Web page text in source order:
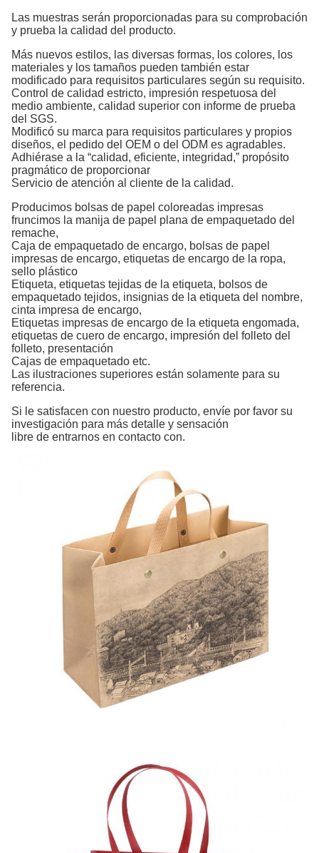
Las muestras serán proporcionadas para su comprobación
y prueba la calidad del producto.
Más nuevos estilos, las diversas formas, los colores, los
materiales y los tamaños pueden también estar
modificado para requisitos particulares según su requisito.
Control de calidad estricto, impresión respetuosa del
medio ambiente, calidad superior con informe de prueba
del SGS.
Modificó su marca para requisitos particulares y propios
diseños, el pedido del OEM o del ODM es agradables.
Adhiérase a la “calidad, eficiente, integridad,” propósito
pragmático de proporcionar
Servicio de atención al cliente de la calidad.
Producimos bolsas de papel coloreadas impresas
fruncimos la manija de papel plana de empaquetado del
remache,
Caja de empaquetado de encargo, bolsas de papel
impresas de encargo, etiquetas de encargo de la ropa,
sello plástico
Etiqueta, etiquetas tejidas de la etiqueta, bolsos de
empaquetado tejidos, insignias de la etiqueta del nombre,
cinta impresa de encargo,
Etiquetas impresas de encargo de la etiqueta engomada,
etiquetas de cuero de encargo, impresión del folleto del
folleto, presentación
Cajas de empaquetado etc.
Las ilustraciones superiores están solamente para su
referencia.
Si le satisfacen con nuestro producto, envíe por favor su
investigación para más detalle y sensación
libre de entrarnos en contacto con.